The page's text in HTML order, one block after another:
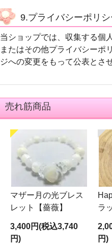
9.プライバシーポリ
当ショップでは、収集する個
またはその他プライバシーポ
ジへの変更をもって公表とさ
売れ筋商品
マザー月の光ブレス
レット【薔薇】
3,400円(税込3,740
円)
ラ
円)